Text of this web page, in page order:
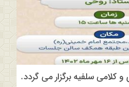
کلامی سلفیه برگزار می گردد.